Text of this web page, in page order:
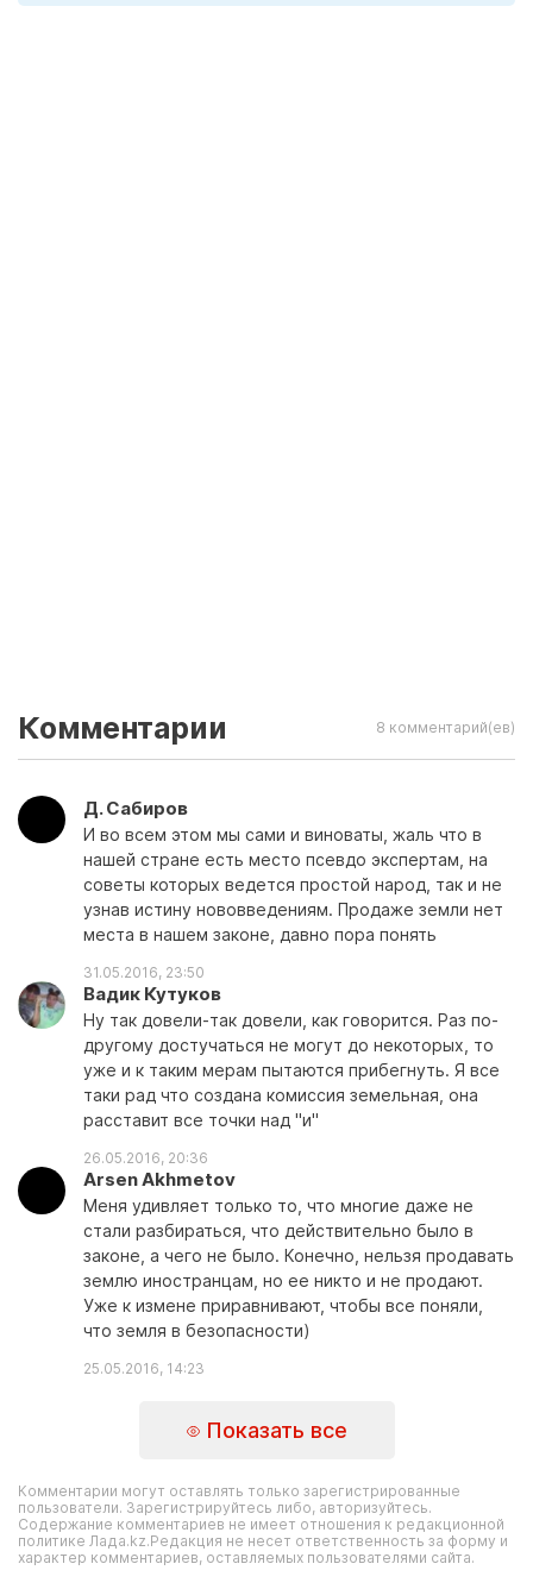
Комментарии 8 комментарий(ев)
Д. Сабиров
И во всем этом мы сами и виноваты, жаль что в
нашей стране есть место псевдо экспертам, на
советы которых ведется простой народ, так и не
узнав истину нововведениям. Продаже земли нет
места в нашем законе, давно пора понять
31.05.2016, 23:50
Вадик Кутуков
Ну так довели-так довели, как говорится. Раз по-
другому достучаться не могут до некоторых, то
уже и к таким мерам пытаются прибегнуть. Я все
таки рад что создана комиссия земельная, она
расставит все точки над "и"
26.05.2016, 20:36
Arsen Akhmetov
Меня удивляет только то, что многие даже не
стали разбираться, что действительно было в
законе, а чего не было. Конечно, нельзя продавать
землю иностранцам, но ее никто и не продают.
Уже к измене приравнивают, чтобы все поняли,
что земля в безопасности)
25.05.2016, 14:23
Показать все
Комментарии могут оставлять только зарегистрированные
пользователи. Зарегистрируйтесь либо, авторизуйтесь.
Содержание комментариев не имеет отношения к редакционной
политике Лада.kz.Редакция не несет ответственность за форму и
характер комментариев, оставляемых пользователями сайта.